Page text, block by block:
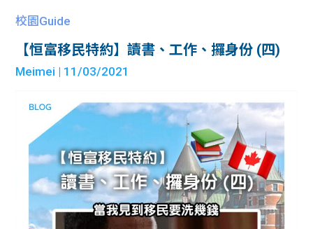
服務
貸款
貸款
計算
機
資訊
Blog
大專
生筍
常見
問題
學生
校園Guide
【恒富移民特約】讀書、工作、攞身份 (四)
Meimei | 11/03/2021